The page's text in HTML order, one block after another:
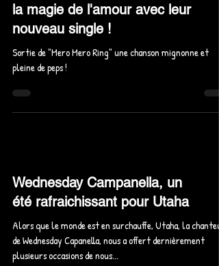
MAGiCAL PUNCHLiNE, vivez
la magie de l'amour avec leur
nouveau single !
Sortie de "Mero Mero Ring" une chanson mignonne et
pleine de peps !
Wednesday Campanella, un
été rafraichissant pour Utaha